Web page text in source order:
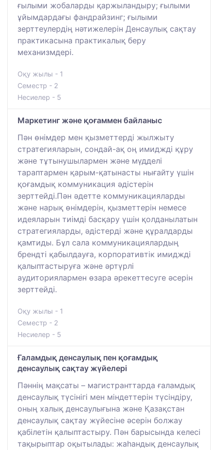
ғылыми жобаларды қаржыландыру; ғылыми
ұйымдардағы фандрайзинг; ғылыми
зерттеулердің нәтижелерін Денсаулық сақтау
практикасына практикалық беру
механизмдері.
Оқу жылы - 1
Семестр - 2
Несиелер - 5
Маркетинг және қоғаммен байланыс
Пән өнімдер мен қызметтерді жылжыту
стратегияларын, сондай-ақ оң имиджді құру
және тұтынушылармен және мүдделі
тараптармен қарым-қатынасты нығайту үшін
қоғамдық коммуникация әдістерін
зерттейді.Пән әдетте коммуникацияларды
және нарық өнімдерін, қызметтерін немесе
идеяларын тиімді басқару үшін қолданылатын
стратегияларды, әдістерді және құралдарды
қамтиды. Бұл сала коммуникациялардың
брендті қабылдауға, корпоративтік имиджді
қалыптастыруға және әртүрлі
аудиториялармен өзара әрекеттесуге әсерін
зерттейді.
Оқу жылы - 1
Семестр - 2
Несиелер - 5
Ғаламдық денсаулық пен қоғамдық
денсаулық сақтау жүйелері
Пәннің мақсаты – магистранттарда ғаламдық
денсаулық түсінігі мен міндеттерін түсіндіру,
оның халық денсаулығына және Қазақстан
денсаулық сақтау жүйесіне әсерін болжау
қабілетін қалыптастыру. Пән барысында келесі
тақырыптар оқытылады: жаһандық денсаулық